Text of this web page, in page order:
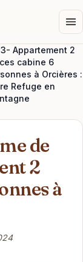
Appartement 2
cabine 6
à Orcières :
Refuge en
de
2
à